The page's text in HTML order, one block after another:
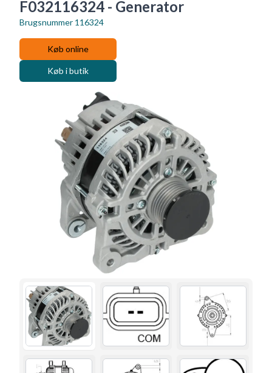
F032116324 - Generator
Brugsnummer 116324
Køb online
Køb i butik